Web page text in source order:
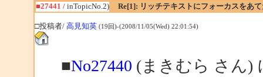
■27441 / inTopicNo.2) Re[1]: リッチテキストにフォーカスをあ
□投稿者/ 高見知英 (19回)-(2008/11/05(Wed) 22:01:54)
■No27440 (まきむら さん)